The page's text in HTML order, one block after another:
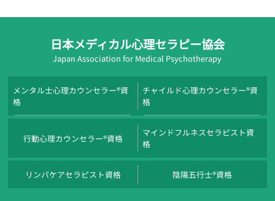
日本メディカル心理セラピー協会
Japan Association for Medical Psychotherapy
メンタル士心理カウンセラー®資
格
チャイルド心理カウンセラー®資
格
行動心理カウンセラー®資格
マインドフルネスセラピスト資
格
リンパケアセラピスト資格 陰陽五行士®資格